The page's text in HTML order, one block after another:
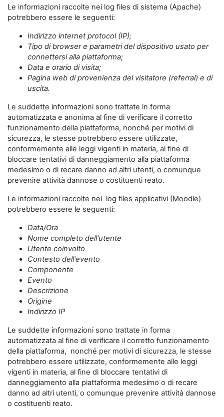
Le informazioni raccolte nei log files di sistema (Apache)
potrebbero essere le seguenti:
Indirizzo internet protocol (IP);
Tipo di browser e parametri del dispositivo usato per
connettersi alla piattaforma;
Data e orario di visita;
Pagina web di provenienza del visitatore (referral) e di
uscita.
Le suddette informazioni sono trattate in forma
automatizzata e anonima al fine di verificare il corretto
funzionamento della piattaforma, nonché per motivi di
sicurezza, le stesse potrebbero essere utilizzate,
conformemente alle leggi vigenti in materia, al fine di
bloccare tentativi di danneggiamento alla piattaforma
medesimo o di recare danno ad altri utenti, o comunque
prevenire attività dannose o costituenti reato.
Le informazioni raccolte nei log files applicativi (Moodle)
potrebbero essere le seguenti:
Data/Ora
Nome completo dell'utente
Utente coinvolto
Contesto dell'evento
Componente
Evento
Descrizione
Origine
Indirizzo IP
Le suddette informazioni sono trattate in forma
automatizzata al fine di verificare il corretto funzionamento
della piattaforma, nonché per motivi di sicurezza, le stesse
potrebbero essere utilizzate, conformemente alle leggi
vigenti in materia, al fine di bloccare tentativi di
danneggiamento alla piattaforma medesimo o di recare
danno ad altri utenti, o comunque prevenire attività dannose
o costituenti reato.